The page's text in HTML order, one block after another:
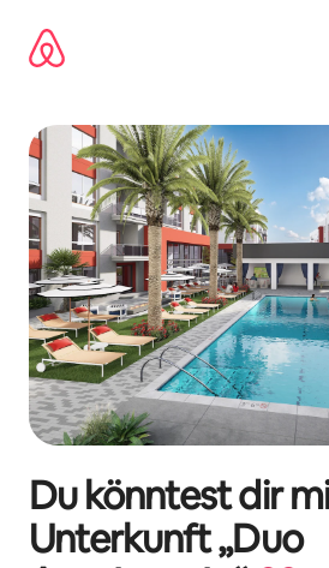
Inhalten
springen
Du könntest dir
Unterkunft „Duo